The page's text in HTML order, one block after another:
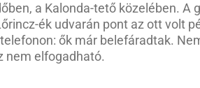
a Kalonda-tető közelében. A
ék udvarán pont az ott volt
ők már belefáradtak.
nem elfogadható.